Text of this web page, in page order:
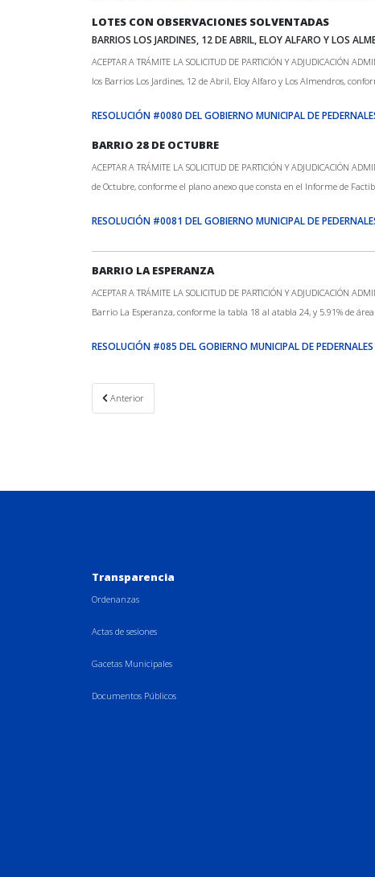
LOTES CON OBSERVACIONES SOLVENTADAS
BARRIOS LOS JARDINES, 12 DE ABRIL, ELOY ALFARO Y LOS
ACEPTAR A TRÁMITE LA SOLICITUD DE PARTICIÓN Y
los Barrios Los Jardines, 12 de Abril, Eloy Alfaro y Los Almendros,
RESOLUCIÓN #0080 DEL GOBIERNO MUNICIPAL DE
BARRIO 28 DE OCTUBRE
ACEPTAR A TRÁMITE LA SOLICITUD DE PARTICIÓN Y
de Octubre, conforme el plano anexo que consta en el Informe de
RESOLUCIÓN #0081 DEL GOBIERNO MUNICIPAL DE
BARRIO LA ESPERANZA
ACEPTAR A TRÁMITE LA SOLICITUD DE PARTICIÓN Y ADJUDICACIÓN
Barrio La Esperanza, conforme la tabla 18 al atabla 24, y 5.91% de
RESOLUCIÓN #085 DEL GOBIERNO MUNICIPAL DE
Artículo anterior: POSESIÓN DEL NUEVO CONCEJO 2023-2027 DEL
Anterior
Transparencia
Ordenanzas
Actas de sesiones
Gacetas Municipales
Documentos Públicos